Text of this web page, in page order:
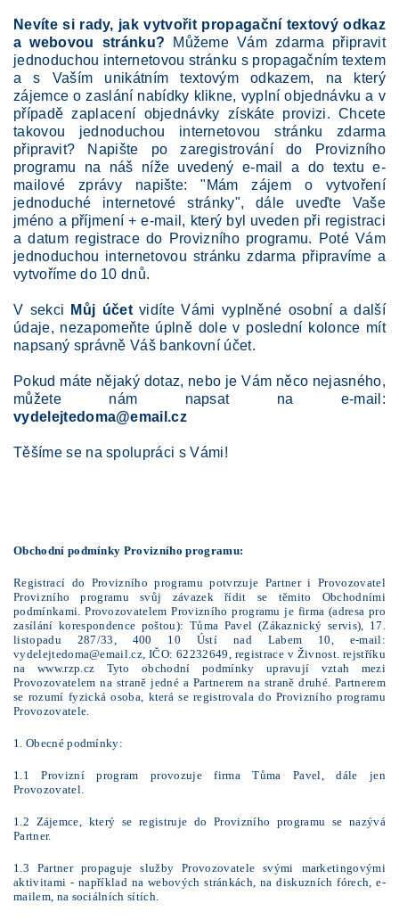
Nevíte si rady, jak vytvořit propagační textový odkaz
a webovou stránku? Můžeme Vám zdarma připravit
jednoduchou internetovou stránku s propagačním textem
a s Vaším unikátním textovým odkazem, na který
zájemce o zaslání nabídky klikne, vyplní objednávku a v
případě zaplacení objednávky získáte provizi. Chcete
takovou jednoduchou internetovou stránku zdarma
připravit? Napište po zaregistrování do Provizního
programu na náš níže uvedený e-mail a do textu e-
mailové zprávy napište: "Mám zájem o vytvoření
jednoduché internetové stránky", dále uveďte Vaše
jméno a příjmení + e-mail, který byl uveden při registraci
a datum registrace do Provizního programu. Poté Vám
jednoduchou internetovou stránku zdarma připravíme a
vytvoříme do 10 dnů.
V sekci Můj účetvidíte Vámi vyplněné osobní a další
údaje, nezapomeňte úplně dole v poslední kolonce mít
napsaný správně Váš bankovní účet.
Pokud máte nějaký dotaz, nebo je Vám něco nejasného,
můžete nám napsat na e-mail:
vydelejtedoma@email.cz
Těšíme se na spolupráci s Vámi!
Obchodní podmínky Provizního programu:
Registrací do Provizního programu potvrzuje Partner i Provozovatel
Provizního programu svůj závazek řídit se těmito Obchodními
podmínkami. Provozovatelem Provizního programu je firma (adresa pro
zasílání korespondence poštou): Tůma Pavel (Zákaznický servis), 17.
listopadu 287/33, 400 10 Ústí nad Labem 10, e-mail:
vydelejtedoma@email.cz, IČO: 62232649, registrace v Živnost. rejstříku
na www.rzp.cz Tyto obchodní podmínky upravují vztah mezi
Provozovatelem na straně jedné a Partnerem na straně druhé. Partnerem
se rozumí fyzická osoba, která se registrovala do Provizního programu
Provozovatele.
1. Obecné podmínky:
1.1 Provizní program provozuje firma Tůma Pavel, dále jen
Provozovatel.
1.2 Zájemce, který se registruje do Provizního programu se nazývá
Partner.
1.3 Partner propaguje služby Provozovatele svými marketingovými
aktivitami - například na webových stránkách, na diskuzních fórech, e-
mailem, na sociálních sítích.